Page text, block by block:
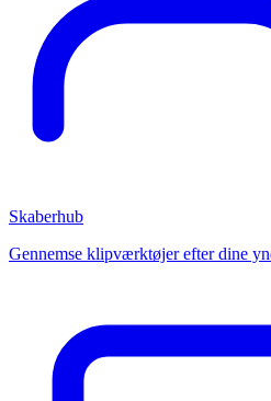
Skaberhub
Gennemse klipværktøjer efter dine